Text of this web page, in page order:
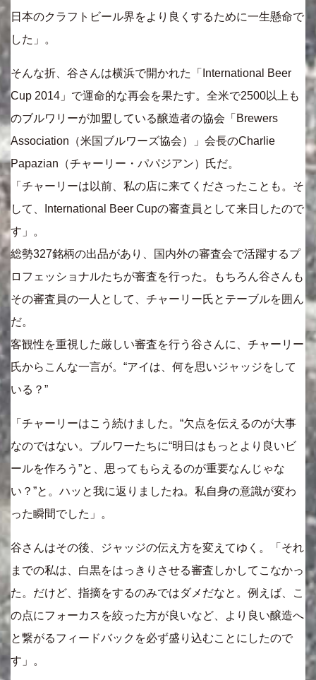
日本のクラフトビール界をより良くするために一生懸命で
した」。
そんな折、谷さんは横浜で開かれた「International Beer
Cup 2014」で運命的な再会を果たす。全米で2500以上も
のブルワリーが加盟している醸造者の協会「Brewers
Association（米国ブルワーズ協会）」会長のCharlie
Papazian（チャーリー・パパジアン）氏だ。
「チャーリーは以前、私の店に来てくださったことも。そ
して、International Beer Cupの審査員として来日したので
す」。
総勢327銘柄の出品があり、国内外の審査会で活躍するプ
ロフェッショナルたちが審査を行った。もちろん谷さんも
その審査員の一人として、チャーリー氏とテーブルを囲ん
だ。
客観性を重視した厳しい審査を行う谷さんに、チャーリー
氏からこんな一言が。“アイは、何を思いジャッジをして
いる？”
「チャーリーはこう続けました。“欠点を伝えるのが大事
なのではない。ブルワーたちに“明日はもっとより良いビ
ールを作ろう”と、思ってもらえるのが重要なんじゃな
い？”と。ハッと我に返りましたね。私自身の意識が変わ
った瞬間でした」。
谷さんはその後、ジャッジの伝え方を変えてゆく。「それ
までの私は、白黒をはっきりさせる審査しかしてこなかっ
た。だけど、指摘をするのみではダメだなと。例えば、こ
の点にフォーカスを絞った方が良いなど、より良い醸造へ
と繋がるフィードバックを必ず盛り込むことにしたので
す」。